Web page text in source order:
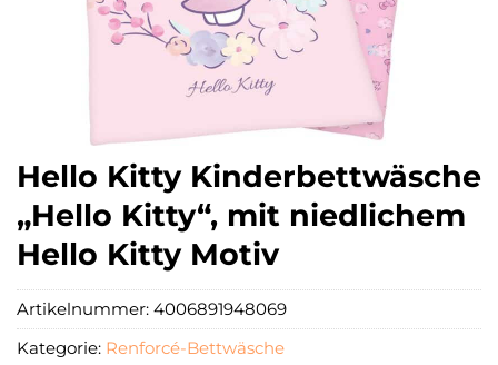
Hello Kitty Kinderbettwäsche
„Hello Kitty“, mit niedlichem
Hello Kitty Motiv
Artikelnummer: 4006891948069
Kategorie: Renforcé-Bettwäsche